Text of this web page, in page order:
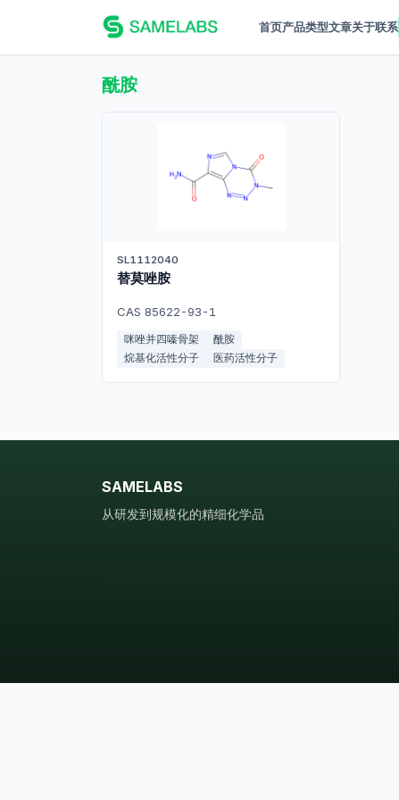
首页产品类型文章关于联系
酰胺
SL1112040
替莫唑胺
CAS 85622-93-1
咪唑并四嗪骨架
酰胺
烷基化活性分子
医药活性分子
SAMELABS
从研发到规模化的精细化学品